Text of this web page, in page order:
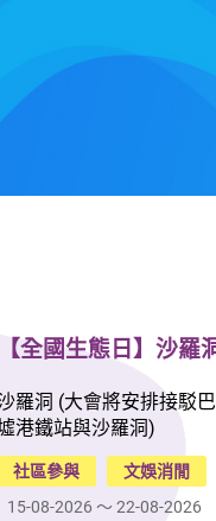
完
、餐
試營
體
連青
」會
及靜
連
昌新
設
」會
連
了解
舖及青
的人，
【全國生態日】沙羅
羅洞 (大會將安排接駁
港鐵站與沙羅洞)
社區參與
文娛消閒
15-08-2026 ～ 22-08-2026